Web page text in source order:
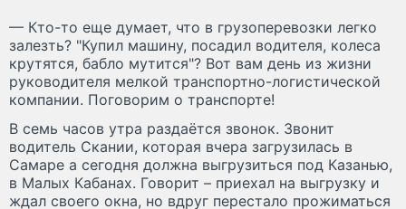
— Кто-то еще думает, что в грузоперевозки легко
залезть? "Купил машину, посадил водителя, колеса
крутятся, бабло мутится"? Вот вам день из жизни
руководителя мелкой транспортно-логистической
компании. Поговорим о транспорте!
В семь часов утра раздаётся звонок. Звонит
водитель Скании, которая вчера загрузилась в
Самаре а сегодня должна выгрузиться под Казанью,
в Малых Кабанах. Говорит – приехал на выгрузку и
ждал своего окна, но вдруг перестало прожиматься